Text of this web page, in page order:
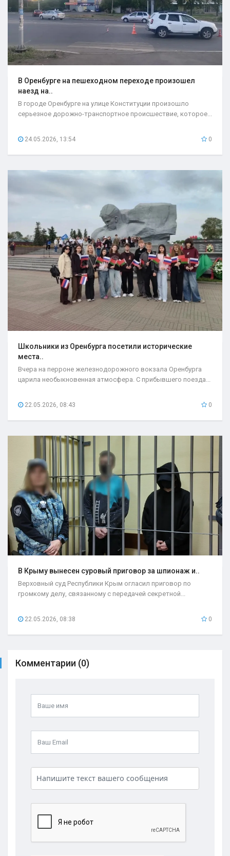
В Оренбурге на пешеходном переходе произошел
наезд на..
В городе Оренбурге на улице Конституции произошло
серьезное дорожно-транспортное происшествие, которое...
24.05.2026, 13:54 0
Школьники из Оренбурга посетили исторические
места..
Вчера на перроне железнодорожного вокзала Оренбурга
царила необыкновенная атмосфера. С прибывшего поезда...
22.05.2026, 08:43 0
В Крыму вынесен суровый приговор за шпионаж и..
Верховный суд Республики Крым огласил приговор по
громкому делу, связанному с передачей секретной...
22.05.2026, 08:38 0
Комментарии (0)